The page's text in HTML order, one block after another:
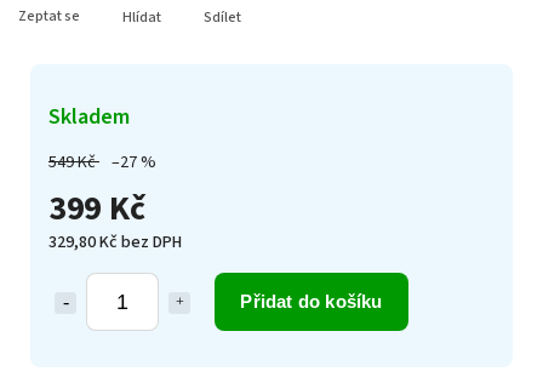
549 Kč –27 %
399 Kč
329,80 Kč bez DPH
Přidat do košíku
Skladem
Zeptat se Hlídat Sdílet